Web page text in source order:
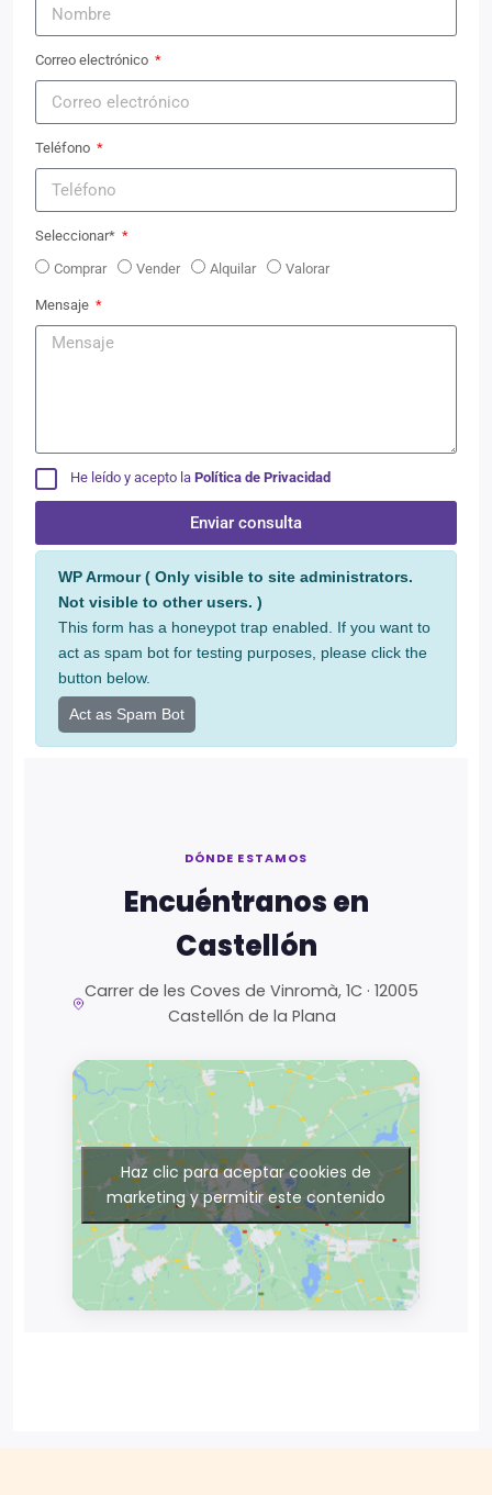
Correo electrónico
Teléfono
Seleccionar*
Comprar
Vender Alquilar Valorar
Mensaje
He leído y acepto la Política de Privacidad
Enviar consulta
Alternative:
WP Armour ( Only visible to site administrators.
Not visible to other users. )
This form has a honeypot trap enabled. If you want to
act as spam bot for testing purposes, please click the
button below.
Act as Spam Bot
DÓNDE ESTAMOS
Encuéntranos en
Castellón
Carrer de les Coves de Vinromà, 1C · 12005
Castellón de la Plana
Haz clic para aceptar cookies de
marketing y permitir este contenido